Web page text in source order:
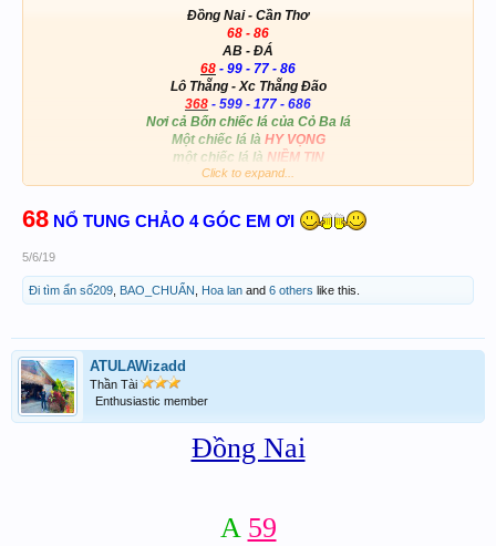
Đồng Nai - Cần Thơ
68 - 86
AB - ĐÁ
68 - 99 - 77 - 86
Lô Thẵng - Xc Thẵng Đão
368 - 599 - 177 - 686
Nơi cả Bốn chiếc lá của Cỏ Ba lá
Một chiếc lá là HY VỌNG
một chiếc lá là NIỀM TIN
Một chiếc lá dành choTÌNH YÊU
View attachment 166799
Click to expand...
68 NỔ TUNG CHẢO 4 GÓC EM ƠI
5/6/19
Đi tìm ẩn số209 BAO_CHUẨN Hoa lan and 6 others like this.
ATULAWizadd
Thần Tài
Enthusiastic member
Đồng Nai
A 59